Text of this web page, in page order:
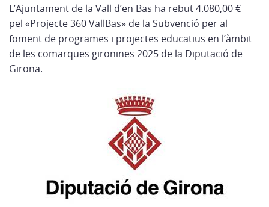
L’Ajuntament de la Vall d’en Bas ha rebut 4.080,00 €
pel «Projecte 360 VallBas» de la Subvenció per al
foment de programes i projectes educatius en l’àmbit
de les comarques gironines 2025 de la Diputació de
Girona.